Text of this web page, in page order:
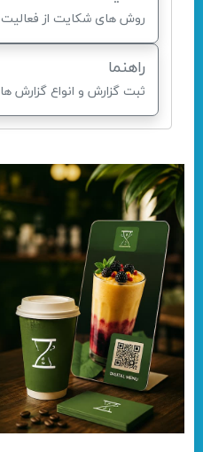
روش های شکایت از فعالیت
راهنما
ثبت گزارش و انواع گزارش ها